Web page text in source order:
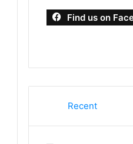
Find us on
Recent